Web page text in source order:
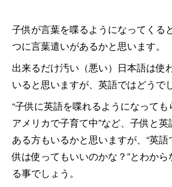
子供が言葉を喋るようになってくる
つに言葉遣いがあるかと思います。
出来るだけ汚い（悪い）日本語は使
いると思いますが、英語ではどうで
“子供に英語を喋れるようになっても
アメリカで子育て中”など、子供と
ある方もいるかと思いますが、“英
供は使ってもいいのかな？”とわか
る事でしょう。